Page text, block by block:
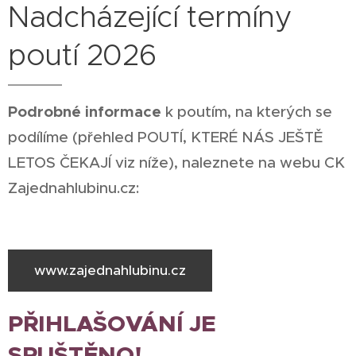
Nadcházející termíny
poutí 2026
Podrobné informace k poutím, na kterých se
podílíme (přehled POUTÍ, KTERÉ NÁS JEŠTĚ
LETOS ČEKAJÍ viz níže), naleznete na webu CK
Zajednahlubinu.cz:
www.zajednahlubinu.cz
PŘIHLAŠOVÁNÍ JE